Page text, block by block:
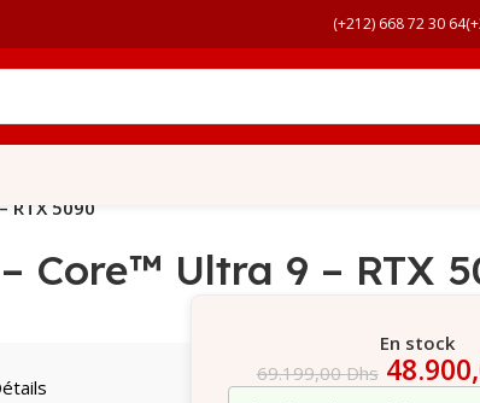
(+212) 668 72 30 64
RTX 5090
Core™ Ultra 9 – RTX
En stock
69.199,00Dhs